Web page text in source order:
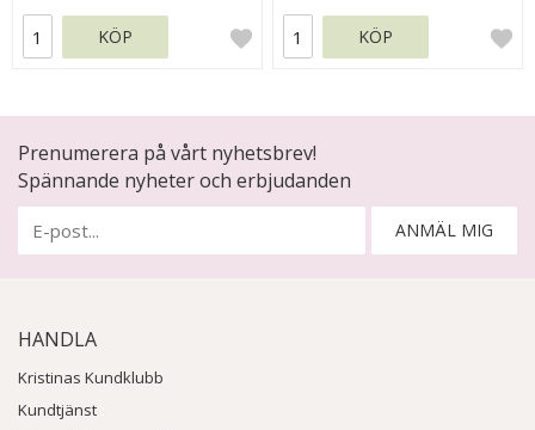
KÖP KÖP
Prenumerera på vårt nyhetsbrev!
Spännande nyheter och erbjudanden
ANMÄL MIG
HANDLA
Kristinas Kundklubb
Kundtjänst